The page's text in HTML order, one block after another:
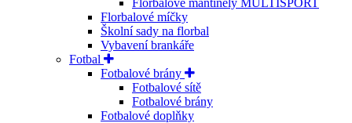
Florbalové míčky
Školní sady na florbal
Vybavení brankáře
Fotbal
Fotbalové brány
Fotbalové sítě
Fotbalové brány
Fotbalové doplňky